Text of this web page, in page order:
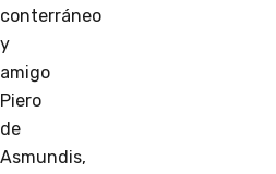
conterráneo
y
amigo
Piero
de
Asmundis,